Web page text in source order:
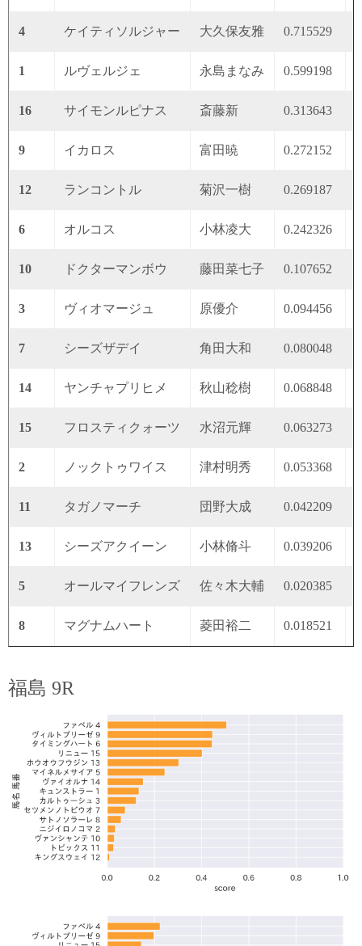
4 ケイティソルジャー 大久保友雅 0.715529
1 ルヴェルジェ 永島まなみ 0.599198
16 サイモンルピナス 斎藤新 0.313643
9 イカロス 富田暁 0.272152
12 ランコントル 菊沢一樹 0.269187
6 オルコス 小林凌大 0.242326
10 ドクターマンボウ 藤田菜七子 0.107652
3 ヴィオマージュ 原優介 0.094456
7 シーズザデイ 角田大和 0.080048
14 ヤンチャプリヒメ 秋山稔樹 0.068848
15 フロスティクォーツ 水沼元輝 0.063273
2 ノックトゥワイス 津村明秀 0.053368
11 タガノマーチ 団野大成 0.042209
13 シーズアクイーン 小林脩斗 0.039206
5 オールマイフレンズ 佐々木大輔 0.020385
8 マグナムハート 菱田裕二 0.018521
福島 9R